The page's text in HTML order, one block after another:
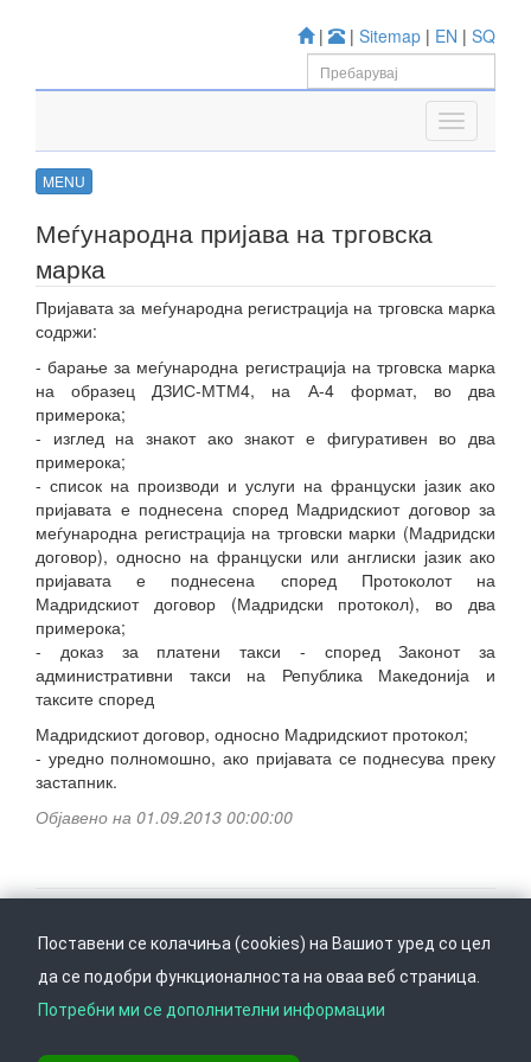
| | Sitemap | EN | SQ
MENU
Меѓународна пријава на трговска
марка
Пријавата за меѓународна регистрација на трговска марка
содржи:
- барање за меѓународна регистрација на трговска марка
на образец ДЗИС-МТМ4, на А-4 формат, во два
примерока;
- изглед на знакот ако знакот е фигуративен во два
примерока;
- список на производи и услуги на француски јазик ако
пријавата е поднесена според Мадридскиот договор за
меѓународна регистрација на трговски марки (Мадридски
договор), односно на француски или англиски јазик ако
пријавата е поднесена според Протоколот на
Мадридскиот договор (Мадридски протокол), во два
примерока;
- доказ за платени такси - според Законот за
административни такси на Република Македонија и
таксите според
Мадридскиот договор, односно Мадридскиот протокол;
- уредно полномошно, ако пријавата се поднесува преку
застапник.
Објавено на 01.09.2013 00:00:00
Врати се горе Следете не на
Поставени се колачиња (cookies) на Вашиот уред со цел
да се подобри функционалноста на оваа веб страница.
Потребни ми се дополнителни информации